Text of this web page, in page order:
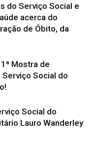
do Serviço Social e
acerca do
de Óbito, da
Mostra de
Social do
Social do
Lauro Wanderley